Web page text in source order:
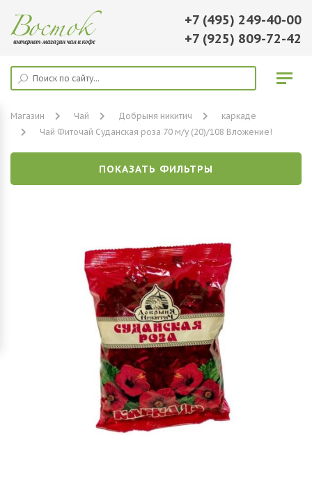
+7 (495) 249-40-00
+7 (925) 809-72-42
Магазин Чай Добрыня никитич
каркаде
Чай Фиточай Суданская роза 70 м/у (20)/108 Вложение!
ПОКАЗАТЬ ФИЛЬТРЫ